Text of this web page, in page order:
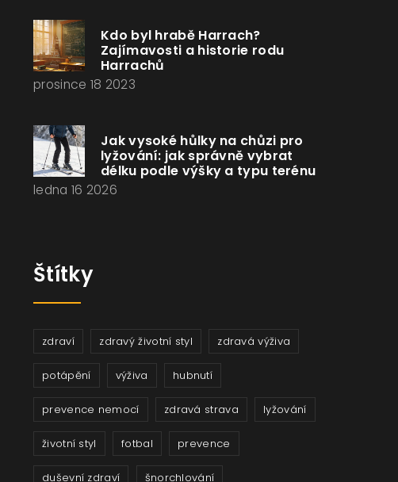
Kdo byl hrabě Harrach?
Zajímavosti a historie rodu
Harrachů
prosince 18 2023
Jak vysoké hůlky na chůzi pro
lyžování: jak správně vybrat
délku podle výšky a typu terénu
ledna 16 2026
Štítky
zdraví zdravý životní styl zdravá výživa
potápění výživa hubnutí
prevence nemocí zdravá strava lyžování
životní styl fotbal prevence
duševní zdraví šnorchlování